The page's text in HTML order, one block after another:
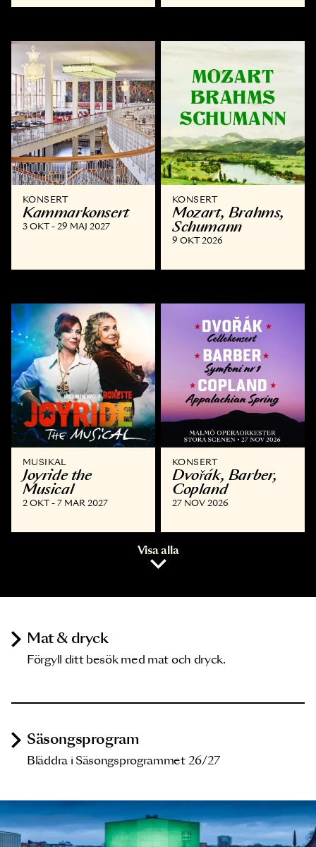
KONSERT
Kammar­konsert
3 OKT - 29 MAJ 2027
KONSERT
Mozart, Brahms,
Schumann
9 OKT 2026
MUSIKAL
Joyride the
Musical
2 OKT - 7 MAR 2027
KONSERT
Dvořák, Barber,
Copland
27 NOV 2026
Visa alla
Mat & dryck
Förgyll ditt besök med mat och dryck.
Säsongsprogram
Bläddra i Säsongsprogrammet 26/27